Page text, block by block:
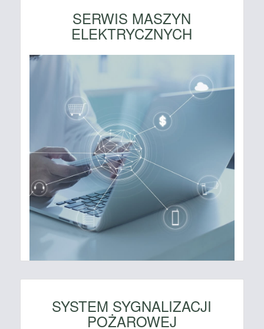
SERWIS MASZYN
ELEKTRYCZNYCH
SYSTEM SYGNALIZACJI
POŻAROWEJ